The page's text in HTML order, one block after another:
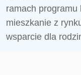
ramach
mieszkanie z
wsparcie dla